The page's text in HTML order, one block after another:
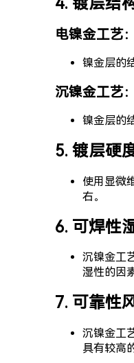
电镍金工艺：
镍金层的
沉镍金工艺：
镍金层的
5. 镀层硬
使用显微
右。
6. 可焊性
沉镍金工
湿性的因
7. 可靠性
沉镍金工
具有较高